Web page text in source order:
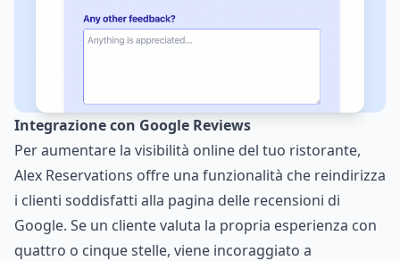
Integrazione con Google Reviews
Per aumentare la visibilità online del tuo ristorante,
Alex Reservations offre una funzionalità che reindirizza
i clienti soddisfatti alla pagina delle recensioni di
Google. Se un cliente valuta la propria esperienza con
quattro o cinque stelle, viene incoraggiato a